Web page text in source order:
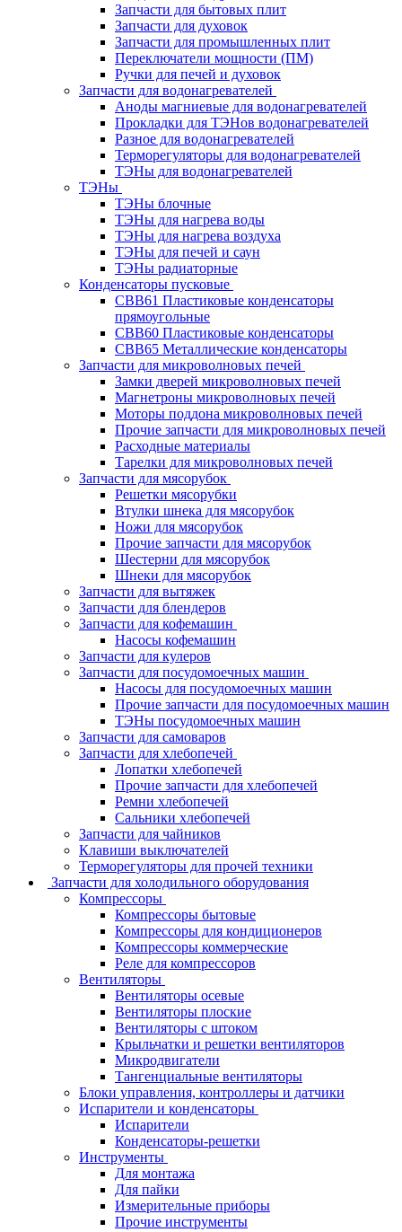
Запчасти для бытовых плит
Запчасти для духовок
Запчасти для промышленных плит
Переключатели мощности (ПМ)
Ручки для печей и духовок
Запчасти для водонагревателей
Аноды магниевые для водонагревателей
Прокладки для ТЭНов водонагревателей
Разное для водонагревателей
Терморегуляторы для водонагревателей
ТЭНы для водонагревателей
ТЭНы
ТЭНы блочные
ТЭНы для нагрева воды
ТЭНы для нагрева воздуха
ТЭНы для печей и саун
ТЭНы радиаторные
Конденсаторы пусковые
CBB61 Пластиковые конденсаторы
прямоугольные
CBB60 Пластиковые конденсаторы
CBB65 Металлические конденсаторы
Запчасти для микроволновых печей
Замки дверей микроволновых печей
Магнетроны микроволновых печей
Моторы поддона микроволновых печей
Прочие запчасти для микроволновых печей
Расходные материалы
Тарелки для микроволновых печей
Запчасти для мясорубок
Решетки мясорубки
Втулки шнека для мясорубок
Ножи для мясорубок
Прочие запчасти для мясорубок
Шестерни для мясорубок
Шнеки для мясорубок
Запчасти для вытяжек
Запчасти для блендеров
Запчасти для кофемашин
Насосы кофемашин
Запчасти для кулеров
Запчасти для посудомоечных машин
Насосы для посудомоечных машин
Прочие запчасти для посудомоечных машин
ТЭНы посудомоечных машин
Запчасти для самоваров
Запчасти для хлебопечей
Лопатки хлебопечей
Прочие запчасти для хлебопечей
Ремни хлебопечей
Сальники хлебопечей
Запчасти для чайников
Клавиши выключателей
Терморегуляторы для прочей техники
Запчасти для холодильного оборудования
Компрессоры
Компрессоры бытовые
Компрессоры для кондиционеров
Компрессоры коммерческие
Реле для компрессоров
Вентиляторы
Вентиляторы осевые
Вентиляторы плоские
Вентиляторы с штоком
Крыльчатки и решетки вентиляторов
Микродвигатели
Тангенциальные вентиляторы
Блоки управления, контроллеры и датчики
Испарители и конденсаторы
Испарители
Конденсаторы-решетки
Инструменты
Для монтажа
Для пайки
Измерительные приборы
Прочие инструменты